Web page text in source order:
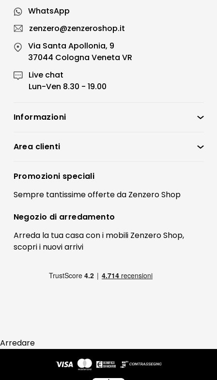
WhatsApp
zenzero@zenzeroshop.it
Via Santa Apollonia, 9
37044 Cologna Veneta VR
Live chat
Lun-Ven 8.30 - 19.00
Informazioni
Condizioni di vendita
Preferenze Cookies
Termini e condizioni
Contatti
FAQ
Pagamenti
Area clienti
Registrati
Il mio account
Promozioni speciali
Sempre tantissimeofferteda Zenzero Shop
Negozio di arredamento
Arreda la tua casa con i mobili Zenzero Shop,
scopri i nuovi arrivi
Arredare